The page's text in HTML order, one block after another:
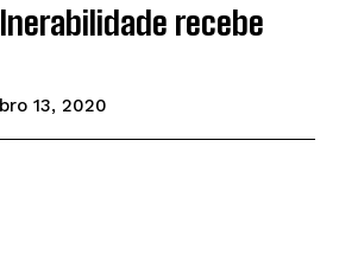
recebe
13, 2020